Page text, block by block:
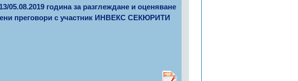
05.08.2019 година за разглеждане и оценяване
преговори с участник ИНВЕКС СЕКЮРИТИ